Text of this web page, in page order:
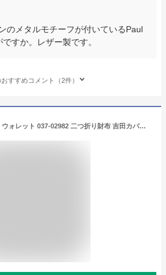
のメタルモチーフが付いているPaul
すか。レザー製です。
すすめコメント（2件）
ポーター カウンター ウォレット 037-02982 二つ折り財布 吉田カバン PORTER COUNTER メンズ レディース ブランド 小銭入れあり カード 革 本革 お洒落 大人 かっこいい ビジネス 黒 ネイビー 30代 40代 50代 日本製